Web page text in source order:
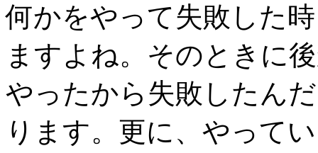
何かをやって失敗した
ますよね。そのとき
やったから失敗したん
ります。更に、やって